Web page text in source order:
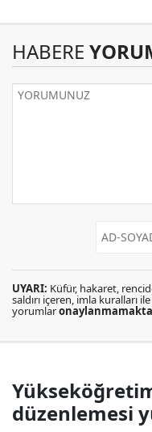
HABERE
UYARI: Küfür, hakaret,
saldırı içeren, imla kuralları
yorumlar
düzenlemesi